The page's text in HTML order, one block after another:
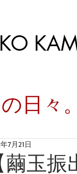
日々
繭玉
7月21日